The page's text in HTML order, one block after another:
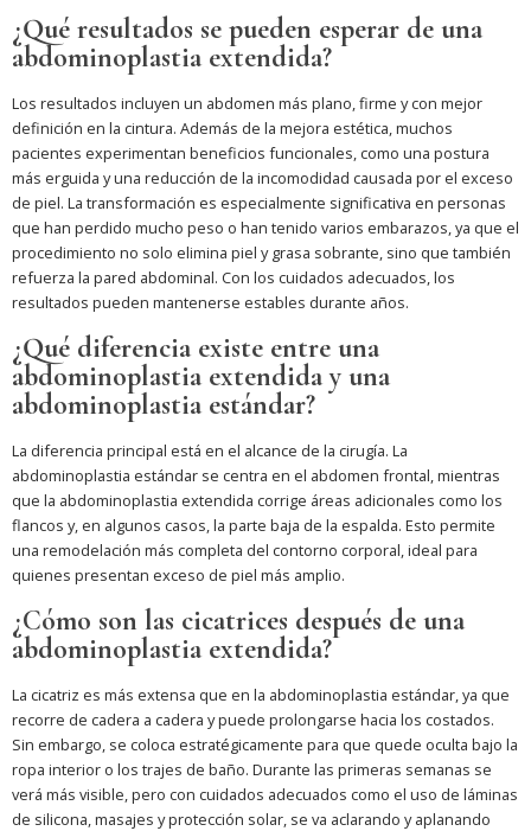
¿Qué resultados se pueden esperar de una
abdominoplastia extendida?
Los resultados incluyen un abdomen más plano, firme y con mejor
definición en la cintura. Además de la mejora estética, muchos
pacientes experimentan beneficios funcionales, como una postura
más erguida y una reducción de la incomodidad causada por el exceso
de piel. La transformación es especialmente significativa en personas
que han perdido mucho peso o han tenido varios embarazos, ya que el
procedimiento no solo elimina piel y grasa sobrante, sino que también
refuerza la pared abdominal. Con los cuidados adecuados, los
resultados pueden mantenerse estables durante años.
¿Qué diferencia existe entre una
abdominoplastia extendida y una
abdominoplastia estándar?
La diferencia principal está en el alcance de la cirugía. La
abdominoplastia estándar se centra en el abdomen frontal, mientras
que la abdominoplastia extendida corrige áreas adicionales como los
flancos y, en algunos casos, la parte baja de la espalda. Esto permite
una remodelación más completa del contorno corporal, ideal para
quienes presentan exceso de piel más amplio.
¿Cómo son las cicatrices después de una
abdominoplastia extendida?
La cicatriz es más extensa que en la abdominoplastia estándar, ya que
recorre de cadera a cadera y puede prolongarse hacia los costados.
Sin embargo, se coloca estratégicamente para que quede oculta bajo la
ropa interior o los trajes de baño. Durante las primeras semanas se
verá más visible, pero con cuidados adecuados como el uso de láminas
de silicona, masajes y protección solar, se va aclarando y aplanando